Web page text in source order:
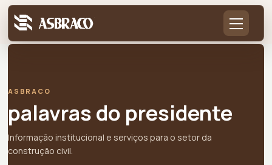
ASBRACO
palavras do presidente
Informação institucional e serviços para o setor da
construção civil.